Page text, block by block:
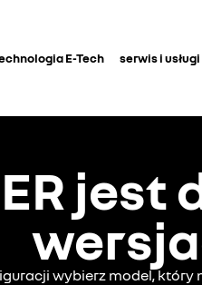
E-Tech serwis i usługi
wybierz model,